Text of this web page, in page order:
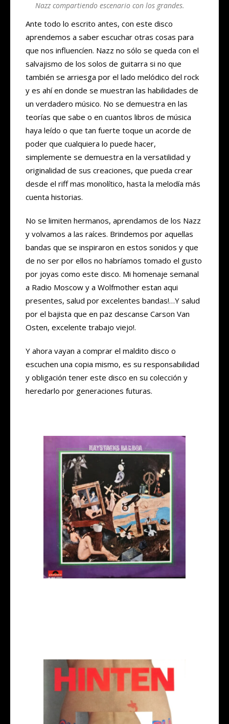
Nazz compartiendo escenario con los grandes.
Ante todo lo escrito antes, con este disco
aprendemos a saber escuchar otras cosas para
que nos influencíen. Nazz no sólo se queda con el
salvajismo de los solos de guitarra si no que
también se arriesga por el lado melódico del rock
y es ahí en donde se muestran las habilidades de
un verdadero músico. No se demuestra en las
teorías que sabe o en cuantos libros de música
haya leído o que tan fuerte toque un acorde de
poder que cualquiera lo puede hacer,
simplemente se demuestra en la versatilidad y
originalidad de sus creaciones, que pueda crear
desde el riff mas monolítico, hasta la melodía más
cuenta historias.
No se limiten hermanos, aprendamos de los Nazz
y volvamos a las raíces. Brindemos por aquellas
bandas que se inspiraron en estos sonidos y que
de no ser por ellos no habríamos tomado el gusto
por joyas como este disco. Mi homenaje semanal
a Radio Moscow y a Wolfmother estan aqui
presentes, salud por excelentes bandas!…Y salud
por el bajista que en paz descanse Carson Van
Osten, excelente trabajo viejo!.
Y ahora vayan a comprar el maldito disco o
escuchen una copia mismo, es su responsabilidad
y obligación tener este disco en su colección y
heredarlo por generaciones futuras.